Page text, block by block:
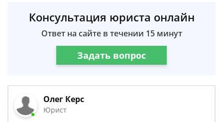
Консультация юриста онлайн
Ответ на сайте в течении 15 минут
Задать вопрос
Олег Керс
Юрист